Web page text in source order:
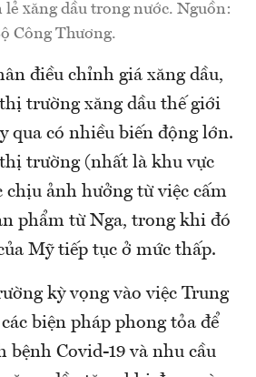
lẻ xăng dầu trong nước. Nguồn:
Công Thương.
điều chỉnh giá xăng dầu,
trường xăng dầu thế giới
qua có nhiều biến động lớn.
trường (nhất là khu vực
chịu ảnh hưởng từ việc cấm
phẩm từ Nga, trong khi đó
Mỹ tiếp tục ở mức thấp.
kỳ vọng vào việc Trung
biện pháp phong tỏa để
bệnh Covid-19 và nhu cầu